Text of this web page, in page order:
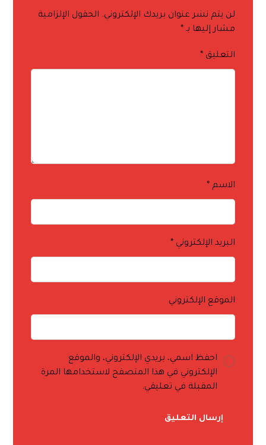
لن يتم نشر عنوان بريدك الإلكتروني. الحقول الإلزامية
مشار إليها بـ*
التعليق*
الاسم*
البريد الإلكتروني*
الموقع الإلكتروني
احفظ اسمي، بريدي الإلكتروني، والموقع
الإلكتروني في هذا المتصفح لاستخدامها المرة
المقبلة في تعليقي.
إرسال التعليق